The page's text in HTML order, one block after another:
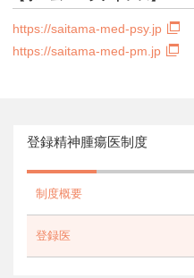
https://saitama-med-psy.jp
https://saitama-med-pm.jp
登録精神腫瘍医制度
制度概要
登録医